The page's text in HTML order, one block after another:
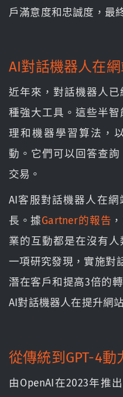
戶滿意度和忠誠度，最
AI對話機器人在
近年來，對話機器人
種強大工具。這些半
理和機器學習算法，
動。它們可以回答查
交易。
AI客服對話機器人在
長。據Gartner的報告
業的互動都是在沒有
一項研究發現，實施對
潛在客戶和提高3倍的
AI對話機器人在提升網
從傳統到GPT-4
由OpenAI在2023年推